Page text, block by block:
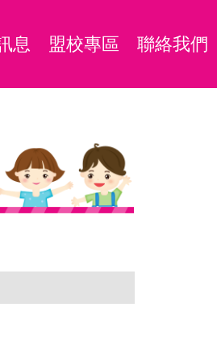
息 盟校專區 聯絡我們